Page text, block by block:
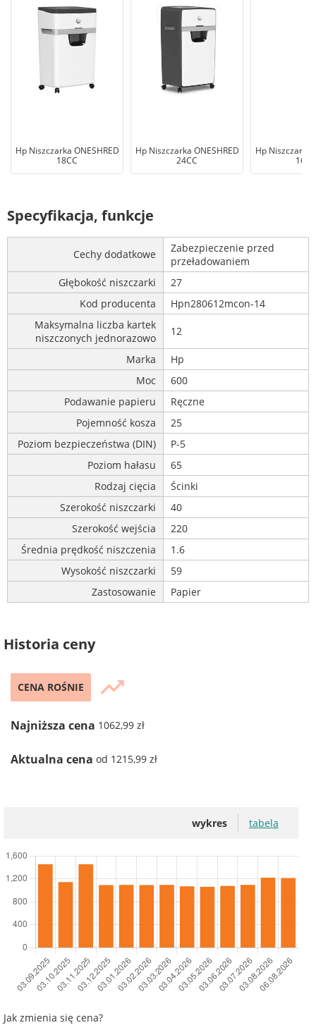
Hp Niszczarka ONESHRED
18CC
Hp Niszczarka ONESHRED
24CC
Hp Niszczarka
Specyfikacja, funkcje
Cechy dodatkowe
Zabezpieczenie przed
przeładowaniem
Głębokość niszczarki
27
Kod producenta
Hpn280612mcon-14
Maksymalna liczba kartek
niszczonych jednorazowo
12
Marka
Hp
Moc
600
Podawanie papieru
Ręczne
Pojemność kosza
25
Poziom bezpieczeństwa (DIN)
P-5
Poziom hałasu
65
Rodzaj cięcia
Ścinki
Szerokość niszczarki
40
Szerokość wejścia
220
Średnia prędkość niszczenia
1.6
Wysokość niszczarki
59
Zastosowanie
Papier
Historia ceny
CENA ROŚNIE trending_up
Najniższa cena 1062,99 zł
Aktualna cena od 1215,99 zł
wykres tabela
Jak zmienia się cena?